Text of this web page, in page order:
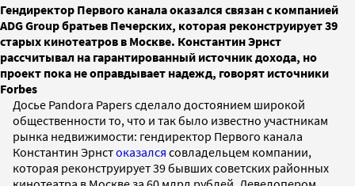
Гендиректор Первого канала оказался связан с компанией
ADG Group братьев Печерских, которая реконструирует 39
старых кинотеатров в Москве. Константин Эрнст
рассчитывал на гарантированный источник дохода, но
проект пока не оправдывает надежд, говорят источники
Forbes
Досье Pandora Papers сделало достоянием широкой
общественности то, что и так было известно участникам
рынка недвижимости: гендиректор Первого канала
Константин Эрнстоказался совладельцем компании,
которая реконструирует 39 бывших советских районных